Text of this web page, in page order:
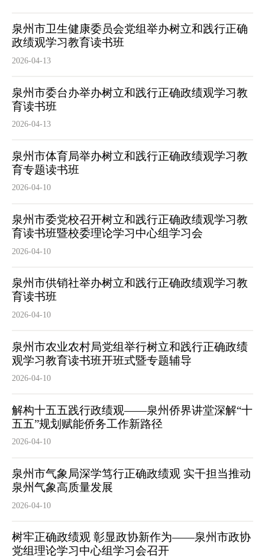
泉州市卫生健康委员会党组举办树立和践行正确
政绩观学习教育读书班
2026-04-13
泉州市委台办举办树立和践行正确政绩观学习教
育读书班
2026-04-13
泉州市体育局举办树立和践行正确政绩观学习教
育专题读书班
2026-04-10
泉州市委党校召开树立和践行正确政绩观学习教
育读书班暨校委理论学习中心组学习会
2026-04-10
泉州市供销社举办树立和践行正确政绩观学习教
育读书班
2026-04-10
泉州市农业农村局党组举行树立和践行正确政绩
观学习教育读书班开班式暨专题辅导
2026-04-10
解构十五五践行政绩观——泉州侨界讲堂深解“十
五五”规划赋能侨务工作新路径
2026-04-10
泉州市气象局深学笃行正确政绩观 实干担当推动
泉州气象高质量发展
2026-04-10
树牢正确政绩观 彰显政协新作为——泉州市政协
党组理论学习中心组学习会召开